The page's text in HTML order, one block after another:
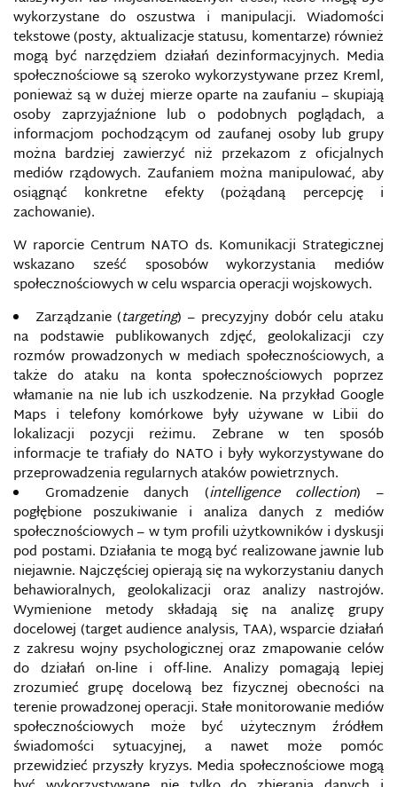
wykorzystane do oszustwa i manipulacji. Wiadomości
tekstowe (posty, aktualizacje statusu, komentarze) również
mogą być narzędziem działań dezinformacyjnych. Media
społecznościowe są szeroko wykorzystywane przez Kreml,
ponieważ są w dużej mierze oparte na zaufaniu – skupiają
osoby zaprzyjaźnione lub o podobnych poglądach, a
informacjom pochodzącym od zaufanej osoby lub grupy
można bardziej zawierzyć niż przekazom z oficjalnych
mediów rządowych. Zaufaniem można manipulować, aby
osiągnąć konkretne efekty (pożądaną percepcję i
zachowanie).
W raporcie Centrum NATO ds. Komunikacji Strategicznej
wskazano sześć sposobów wykorzystania mediów
społecznościowych w celu wsparcia operacji wojskowych.
Zarządzanie (targeting) – precyzyjny dobór celu ataku
na podstawie publikowanych zdjęć, geolokalizacji czy
rozmów prowadzonych w mediach społecznościowych, a
także do ataku na konta społecznościowych poprzez
włamanie na nie lub ich uszkodzenie. Na przykład Google
Maps i telefony komórkowe były używane w Libii do
lokalizacji pozycji reżimu. Zebrane w ten sposób
informacje te trafiały do NATO i były wykorzystywane do
przeprowadzenia regularnych ataków powietrznych.
Gromadzenie danych (intelligence collection) –
pogłębione poszukiwanie i analiza danych z mediów
społecznościowych – w tym profili użytkowników i dyskusji
pod postami. Działania te mogą być realizowane jawnie lub
niejawnie. Najczęściej opierają się na wykorzystaniu danych
behawioralnych, geolokalizacji oraz analizy nastrojów.
Wymienione metody składają się na analizę grupy
docelowej (target audience analysis, TAA), wsparcie działań
z zakresu wojny psychologicznej oraz zmapowanie celów
do działań on-line i off-line. Analizy pomagają lepiej
zrozumieć grupę docelową bez fizycznej obecności na
terenie prowadzonej operacji. Stałe monitorowanie mediów
społecznościowych może być użytecznym źródłem
świadomości sytuacyjnej, a nawet może pomóc
przewidzieć przyszły kryzys. Media społecznościowe mogą
WOJSKOWYCH
INFORMACYJNE OPERACJE SPECJALNE KREMLA
PRZECIWKO UKRAINIE
INFORMACYJNY WYMIAR MIĘKKIEJ SIŁY, MIĘKKA
SIŁA
INFORMACYJNY OMBUDSMAN
INFOSFERA
INFRASTRUKTURA INFORMACYJNA
INTEGRITY INITIATIVE
INTERNET I LOGIKA TEORII SPISKOWYCH
INŻYNIERIA SPOŁECZNA
ISACA
ISLAMSKI GLOBALNY FRONT MEDIALNY (GIMF)
IZRAELSKA KRAJOWA DYREKCJA CYBERNETYCZNA
IWAR
IWAR
KAMPANIE MEDIALNE NA RZECZ BEZPIECZEŃSTWA
KANAŁ NA YOUTUBIE